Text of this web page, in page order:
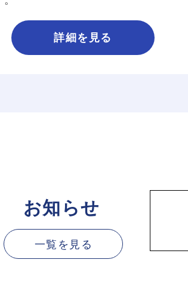
詳細を見る
お知らせ
一覧を見る